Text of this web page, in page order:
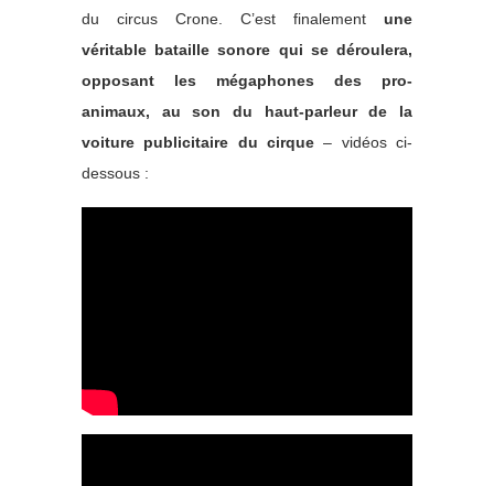
du circus Crone. C’est finalement une
véritable bataille sonore qui se déroulera,
opposant les mégaphones des pro-
animaux, au son du haut-parleur de la
voiture publicitaire du cirque – vidéos ci-
dessous :